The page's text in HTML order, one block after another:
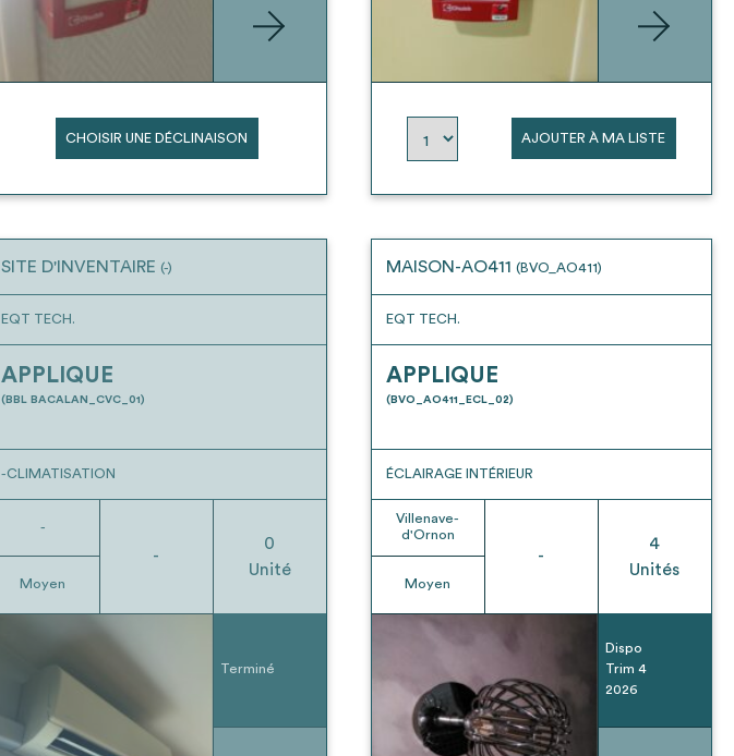
CHOISIR UNE DÉCLINAISON AJOUTER À MA LISTE
SITE D'INVENTAIRE (-)
EQT TECH.
APPLIQUE
(BBL BACALAN_CVC_01)
-CLIMATISATION
-
Moyen
-
0
Unité
Terminé
MAISON-AO411 (BVO_AO411)
EQT TECH.
APPLIQUE
(BVO_AO411_ECL_02)
ÉCLAIRAGE INTÉRIEUR
Villenave-
d'Ornon
Moyen
-
4
Unités
Dispo
Trim 4
2026